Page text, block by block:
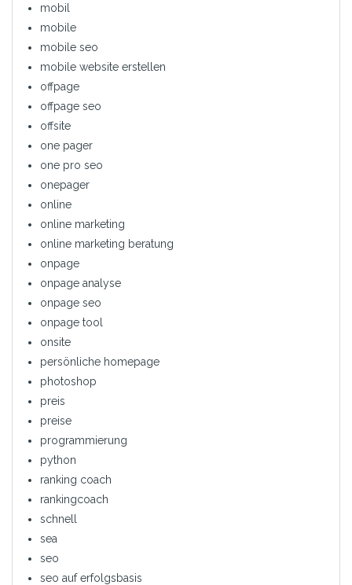
mobil
mobile
mobile seo
mobile website erstellen
offpage
offpage seo
offsite
one pager
one pro seo
onepager
online
online marketing
online marketing beratung
onpage
onpage analyse
onpage seo
onpage tool
onsite
persönliche homepage
photoshop
preis
preise
programmierung
python
ranking coach
rankingcoach
schnell
sea
seo
seo auf erfolgsbasis